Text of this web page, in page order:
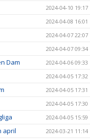
2024-04-10 19:17
2024-04-08 16:01
2024-04-07 22:07
2024-04-07 09:34
Dam 2024-04-06 09:33
2024-04-05 17:32
2024-04-05 17:31
2024-04-05 17:30
2024-04-05 15:59
april 2024-03-21 11:14